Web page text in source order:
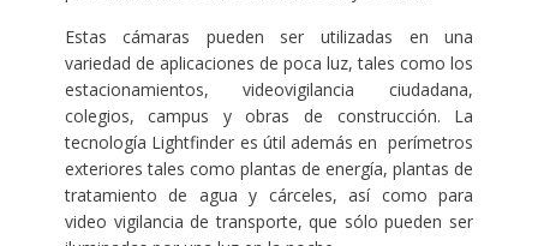
Estas cámaras pueden ser utilizadas en una
variedad de aplicaciones de poca luz, tales como los
estacionamientos, videovigilancia ciudadana,
colegios, campus y obras de construcción. La
tecnología Lightfinder es útil además en perímetros
exteriores tales como plantas de energía, plantas de
tratamiento de agua y cárceles, así como para
video vigilancia de transporte, que sólo pueden ser